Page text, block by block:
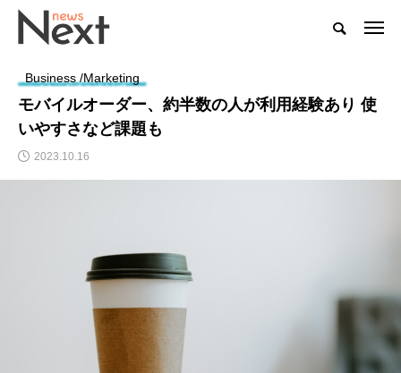
Business /Marketing
モバイルオーダー、約半数の人が利用経験あり 使
いやすさなど課題も
2023.10.16